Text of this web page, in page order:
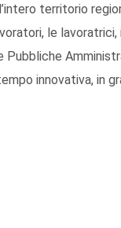
territorio
le
Pubbliche
innovativa, in